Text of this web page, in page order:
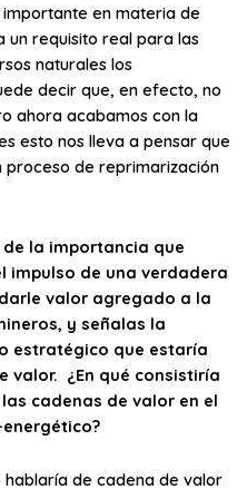
en materia de
un requisito real para las
naturales los
decir que, en efecto, no
ahora acabamos con la
esto nos lleva a pensar que
proceso de reprimarización
la importancia que
impulso de una verdadera
valor agregado a la
y señalas la
estratégico que estaría
valor. ¿En qué consistiría
cadenas de valor en el
de cadena de valor